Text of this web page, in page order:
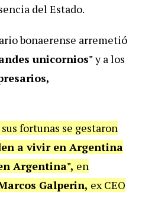
del Estado.
bonaerense arremetió
unicornios"y a los
fortunas se gestaron
a vivir en Argentina
Argentina", en
Galperin, ex CEO